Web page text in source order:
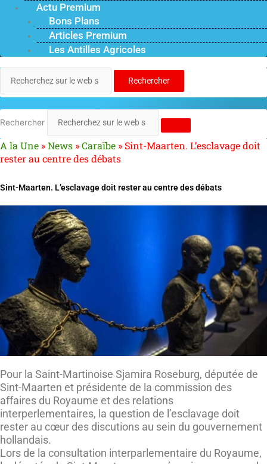
Actu Premium
Bons Plans
Articles Premium
Les Antilles Agricoles
Rechercher
Rechercher
A la Une »News »Caraïbe »Sint-Maarten. L’esclavage doit
rester au centre des débats
Sint-Maarten. L’esclavage doit rester au centre des débats
Pour la Saint-Martinoise Sjamira Roseburg, députée de
Sint-Maarten et présidente de la commission des
affaires du Royaume et des relations
interperlementaires, la question de l’esclavage doit
rester au cœur des discutions au sein du gouvernement
hollandais.
Lors de la consultation interparlementaire du Royaume,